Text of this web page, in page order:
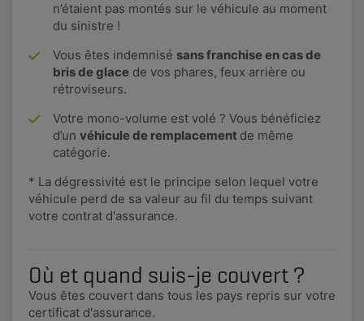
n’étaient pas montés sur le véhicule au moment
du sinistre !
Vous êtes indemnisé sans franchise en cas de
bris de glace de vos phares, feux arrière ou
rétroviseurs.
Votre mono-volume est volé ? Vous bénéficiez
d’un véhicule de remplacement de même
catégorie.
* La dégressivité est le principe selon lequel votre
véhicule perd de sa valeur au fil du temps suivant
votre contrat d'assurance.
Où et quand suis-je couvert ?
Vous êtes couvert dans tous les pays repris sur votre
certificat d'assurance.